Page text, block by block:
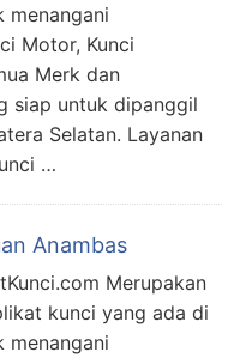
menangani
Motor, Kunci
Merk dan
siap untuk dipanggil
Selatan. Layanan
…
Anambas
Merupakan
kunci yang ada di
menangani